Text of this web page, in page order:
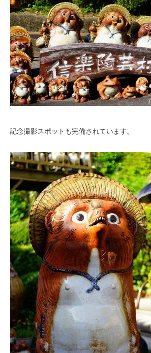
記念撮影スポットも完備されています。